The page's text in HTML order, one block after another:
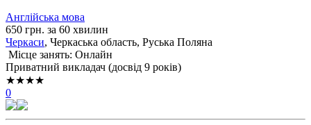
Англійська мова
650 грн. за 60 хвилин
Черкаси, Черкаська область, Руська Поляна
Місце занять: Онлайн
Приватний викладач (досвід 9 років)
★★★★
0